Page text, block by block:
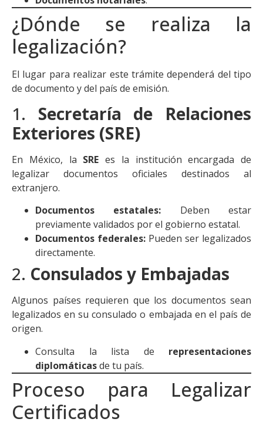
¿Dónde se realiza la
legalización?
El lugar para realizar este trámite dependerá del tipo
de documento y del país de emisión.
1. Secretaría de Relaciones
Exteriores (SRE)
En México, la SRE es la institución encargada de
legalizar documentos oficiales destinados al
extranjero.
Documentos estatales: Deben estar
previamente validados por el gobierno estatal.
Documentos federales: Pueden ser legalizados
directamente.
2. Consulados y Embajadas
Algunos países requieren que los documentos sean
legalizados en su consulado o embajada en el país de
origen.
Consulta la lista de representaciones
diplomáticasde tu país.
Proceso para Legalizar
Certificados